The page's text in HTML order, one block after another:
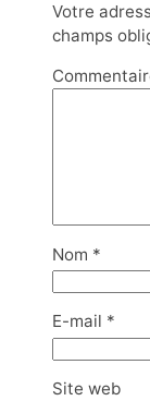
Votre
champs
Nom *
E-mail *
Site web